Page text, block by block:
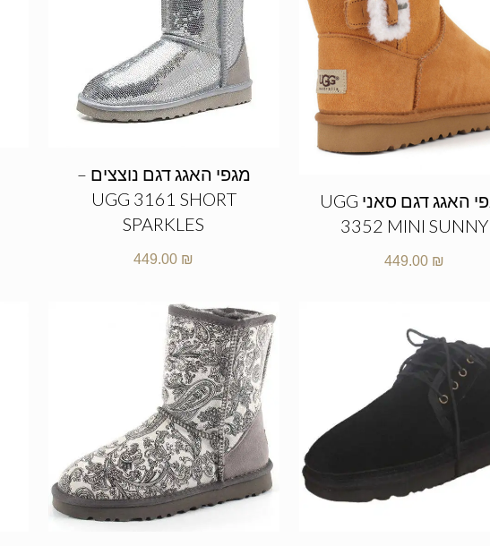
מגפי האגג דגם סאני UGG
3352 MINI SUNNY
449.00 ₪
מגפי האגג דגם נוצצים –
UGG 3161 SHORT
SPARKLES
449.00 ₪